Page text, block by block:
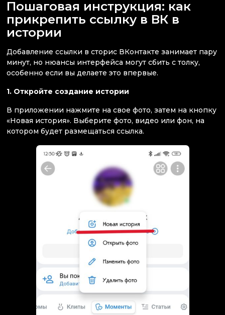
Пошаговая инструкция: как
прикрепить ссылку в ВК в
истории
Добавление ссылки в сторис ВКонтакте занимает пару
минут, но нюансы интерфейса могут сбить с толку,
особенно если вы делаете это впервые.
1. Откройте создание истории
В приложении нажмите на свое фото, затем на кнопку
«Новая история». Выберите фото, видео или фон, на
котором будет размещаться ссылка.